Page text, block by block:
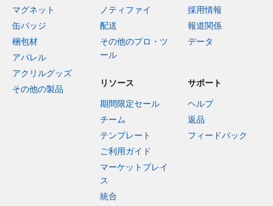
マグネット
缶バッジ
梱包材
アパレル
アクリルグッズ
その他の製品
ノティファイ
配送
その他のプロ・ツ
ール
採用情報
報道関係
データ
リソース
期間限定セール
チーム
テンプレート
ご利用ガイド
マーケットプレイ
ス
統合
サポート
ヘルプ
返品
フィードバック